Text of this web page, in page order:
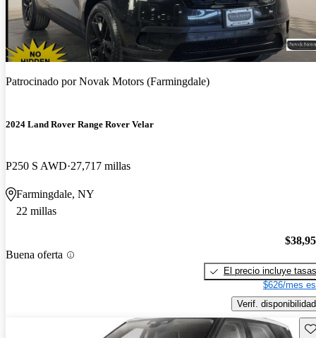
Patrocinado porNovak Motors (Farmingdale)
2024 Land Rover Range Rover Velar
P250 S AWD 27,717 millas
Farmingdale, NY
22 millas
Buena oferta
El precio incluye tasas
$626/mes
Verif. disponibilidad